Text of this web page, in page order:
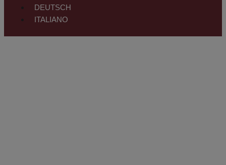
DEUTSCH
ITALIANO